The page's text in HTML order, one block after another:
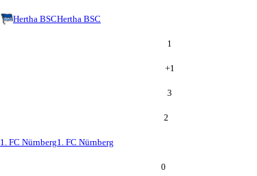
Hertha BSCHertha BSC
1
+1
3
2
1. FC Nürnberg1. FC Nürnberg
0